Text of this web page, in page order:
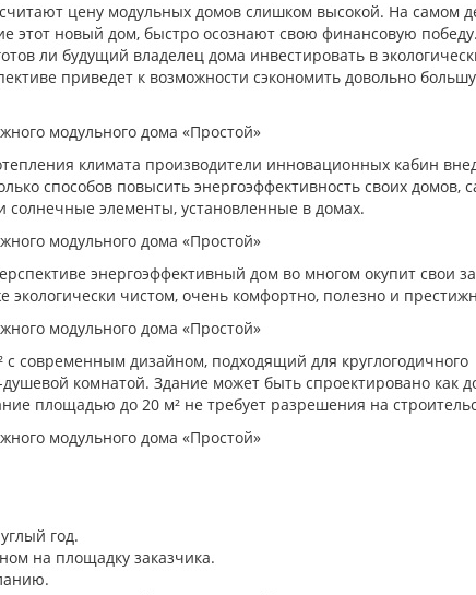
цену модульных домов слишком высокой. На самом
этот новый дом, быстро осознают свою финансовую
ли будущий владелец дома инвестировать в
приведет к возможности сэкономить довольно
климата производители инновационных кабин
способов повысить энергоэффективность своих домов,
элементы, установленные в домах.
энергоэффективный дом во многом окупит свои
чистом, очень комфортно, полезно и
дизайном, подходящий для круглогодичного
комнатой. Здание может быть спроектировано как
площадью до 20 м² не требует разрешения на
год.
на площадку заказчика.